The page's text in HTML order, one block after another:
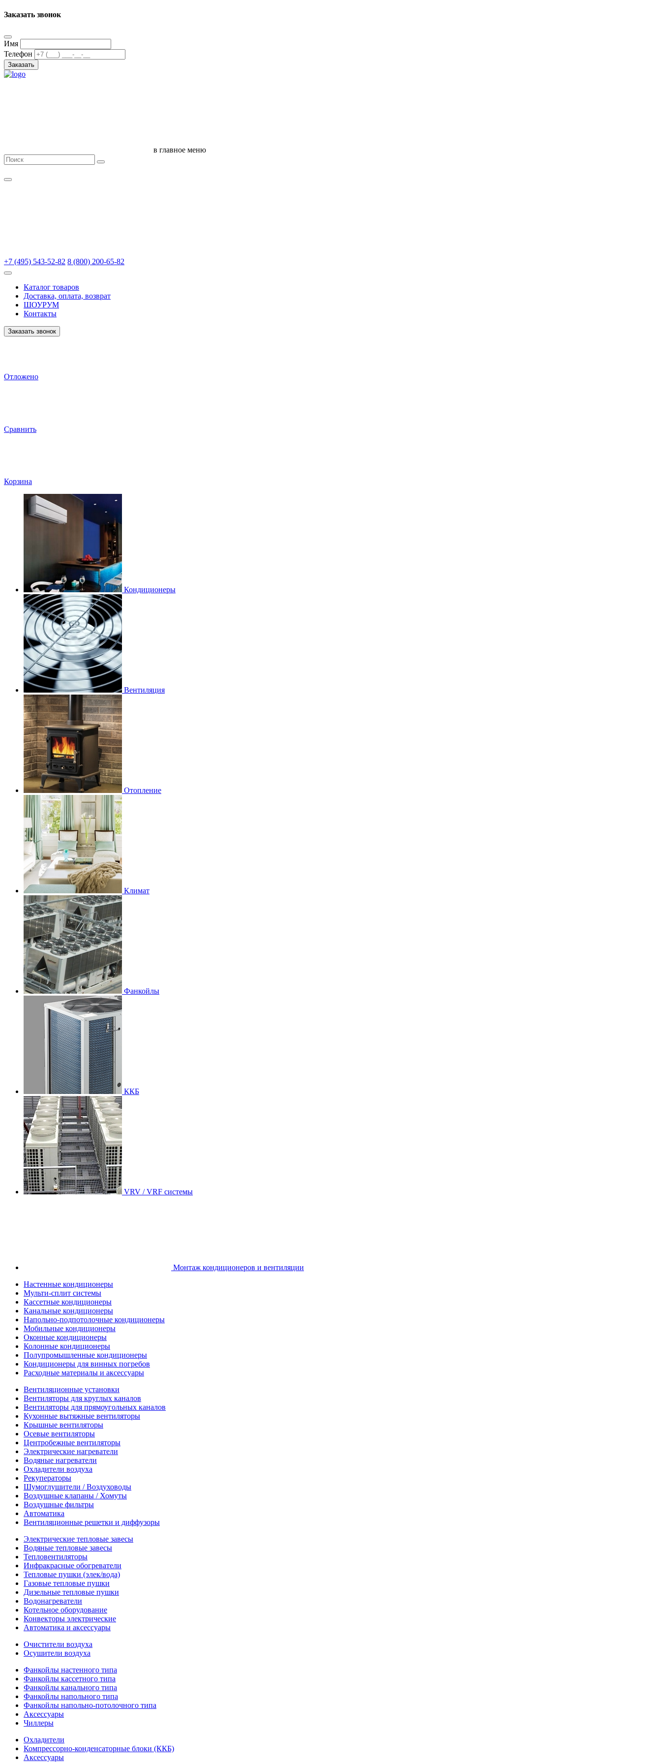
Заказать звонок
Имя
Телефон
Заказать
в главное меню
+7 (495) 543-52-82 8 (800) 200-65-82
Каталог товаров
Доставка, оплата, возврат
ШОУРУМ
Контакты
Заказать звонок
Отложено
Сравнить
Корзина
Кондиционеры
Вентиляция
Отопление
Климат
Фанкойлы
ККБ
VRV / VRF системы
Монтаж кондиционеров и вентиляции
Настенные кондиционеры
Мульти-сплит системы
Кассетные кондиционеры
Канальные кондиционеры
Напольно-подпотолочные кондиционеры
Мобильные кондиционеры
Оконные кондиционеры
Колонные кондиционеры
Полупромышленные кондиционеры
Кондиционеры для винных погребов
Расходные материалы и аксессуары
Вентиляционные установки
Вентиляторы для круглых каналов
Вентиляторы для прямоугольных каналов
Кухонные вытяжные вентиляторы
Крышные вентиляторы
Осевые вентиляторы
Центробежные вентиляторы
Электрические нагреватели
Водяные нагреватели
Охладители воздуха
Рекуператоры
Шумоглушители / Воздуховоды
Воздушные клапаны / Хомуты
Воздушные фильтры
Автоматика
Вентиляционные решетки и диффузоры
Электрические тепловые завесы
Водяные тепловые завесы
Тепловентиляторы
Инфракрасные обогреватели
Тепловые пушки (элек/вода)
Газовые тепловые пушки
Дизельные тепловые пушки
Водонагреватели
Котельное оборудование
Конвекторы электрические
Автоматика и аксессуары
Очистители воздуха
Осушители воздуха
Фанкойлы настенного типа
Фанкойлы кассетного типа
Фанкойлы канального типа
Фанкойлы напольного типа
Фанкойлы напольно-потолочного типа
Аксессуары
Чиллеры
Охладители
Компрессорно-конденсаторные блоки (ККБ)
Аксессуары